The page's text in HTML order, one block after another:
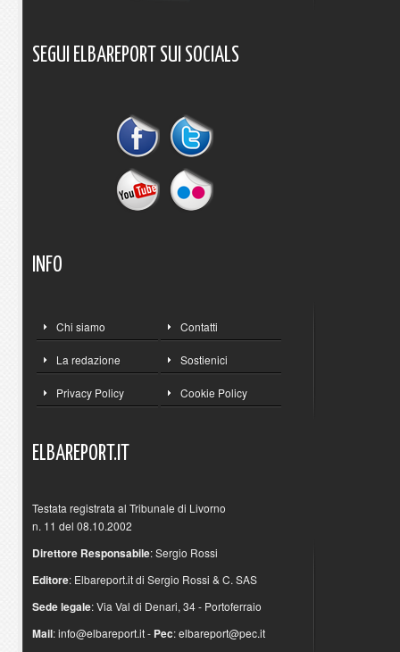
SEGUI ELBAREPORT SUI SOCIALS
INFO
Chi siamo Contatti
La redazione Sostienici
Privacy Policy Cookie Policy
ELBAREPORT.IT
Testata registrata al Tribunale di Livorno
n. 11 del 08.10.2002
Direttore Responsabile: Sergio Rossi
Editore: Elbareport.it di Sergio Rossi & C. SAS
Sede legale: Via Val di Denari, 34 - Portoferraio
Mail:info@elbareport.it- Pec:elbareport@pec.it